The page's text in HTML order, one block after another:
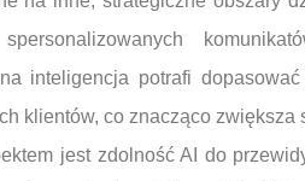
inteligencja potrafi
klientów, co znacząco zwiększa
jest zdolność AI do